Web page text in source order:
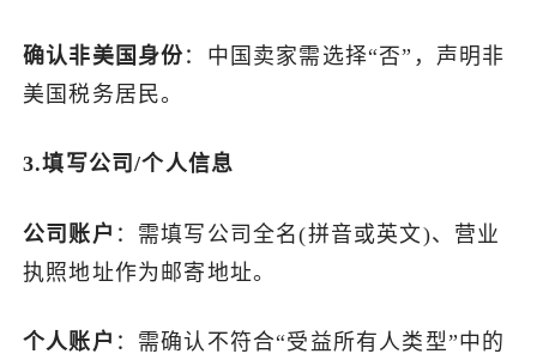
确认非美国身份：中国卖家需选择“否”，声明非
美国税务居民。
3.填写公司/个人信息
公司账户 ：需填写公司全名(拼音或英文)、营业
执照地址作为邮寄地址。
个人账户 ：需确认不符合“受益所有人类型”中的